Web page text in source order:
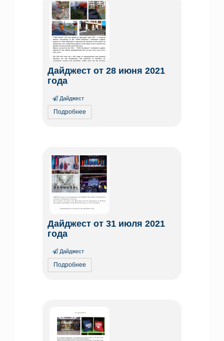
Дайджест от 28 июня 2021
года
Дайджест
Подробнее
Дайджест от 31 июля 2021
года
Дайджест
Подробнее